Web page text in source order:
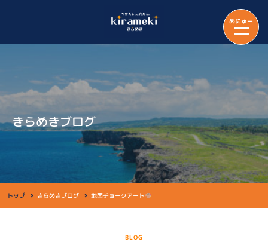
めにゅー
きらめきブログ
トップ きらめきブログ 地面チョークアート
BLOG